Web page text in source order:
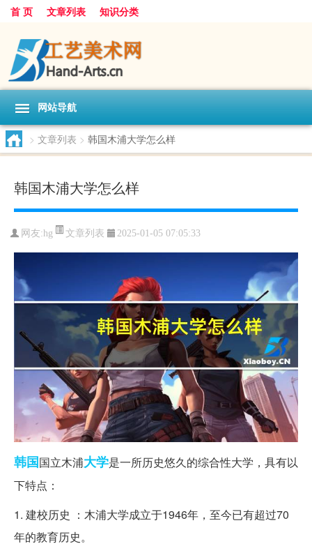
首 页 文章列表 知识分类
网站导航
> 文章列表 > 韩国木浦大学怎么样
韩国木浦大学怎么样
网友:hg 文章列表 2025-01-05 07:05:33
韩国国立木浦大学是一所历史悠久的综合性大学，具有以
下特点：
1. 建校历史 ：木浦大学成立于1946年，至今已有超过70
年的教育历史。